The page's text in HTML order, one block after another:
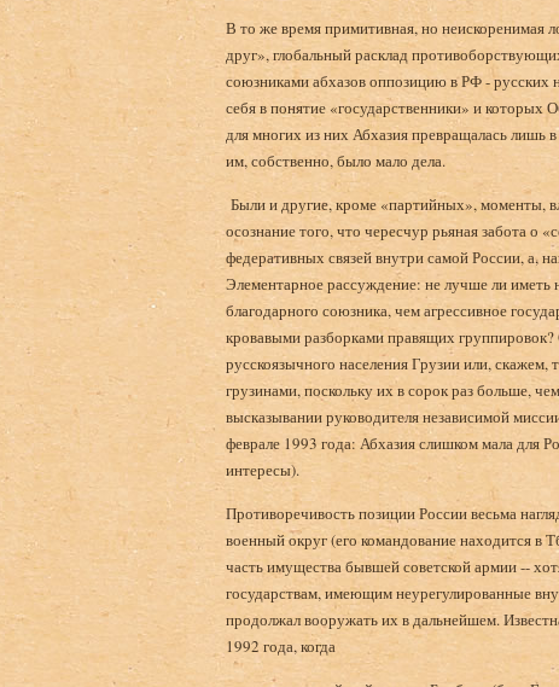
В то же время примитивная, но неискоренимая
друг», глобальный расклад
союзниками аб­хазов оппозицию в РФ - русских
себя в понятие «государственники» и
для многих из них Абхазия превращалась лишь
им, собственно, было мало дела.
Были и другие, кроме «партийных», моменты,
осо­знание того, что чересчур рьяная забота о
федеративных связей внутри самой России, а,
Элементарное рассужде­ние: не лучше ли
благодарного союзника, чем агрессивное
кровавыми разборками правящих
русскоязычного населения Грузии или, скажем,
грузинами, поскольку их в сорок раз больше,
выска­зывании руководителя независимой
феврале 1993 года: Абхазия слишком мала для
интересы).
Противоречивость позиции России весьма
военный округ (его командование находится в
часть имущества бывшей советской армии --
государствам, имеющим неурегулированные
продолжал вооружать их в дальнейшем.
1992 года, когда